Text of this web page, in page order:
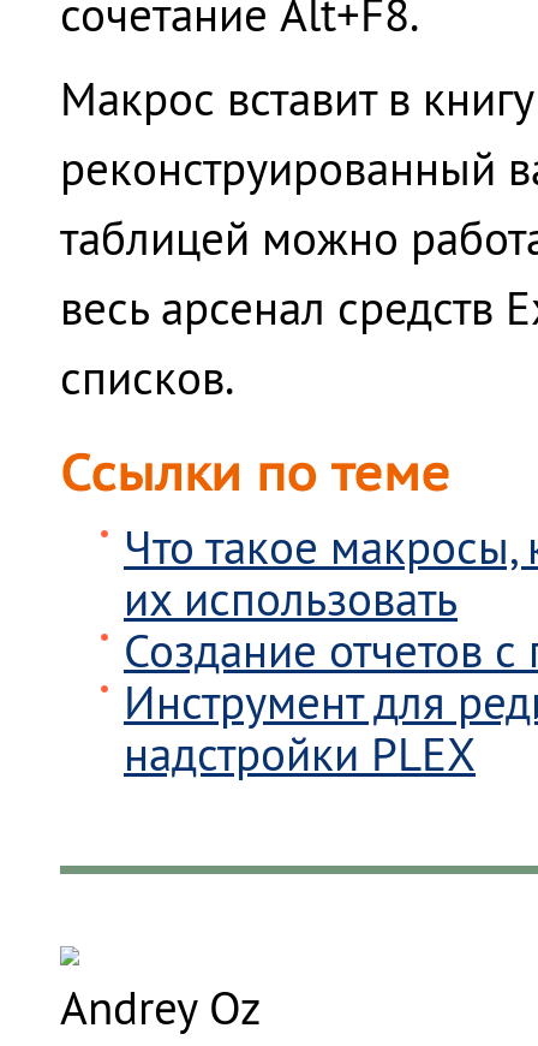
сочетание Alt+F8.
Макрос вставит в
реконструированный
таблицей можно
весь арсенал средств
списков.
Ссылки по теме
Что такое макросы,
их использовать
Создание отчетов
Инструмент для
надстройки PLEX
Andrey Oz